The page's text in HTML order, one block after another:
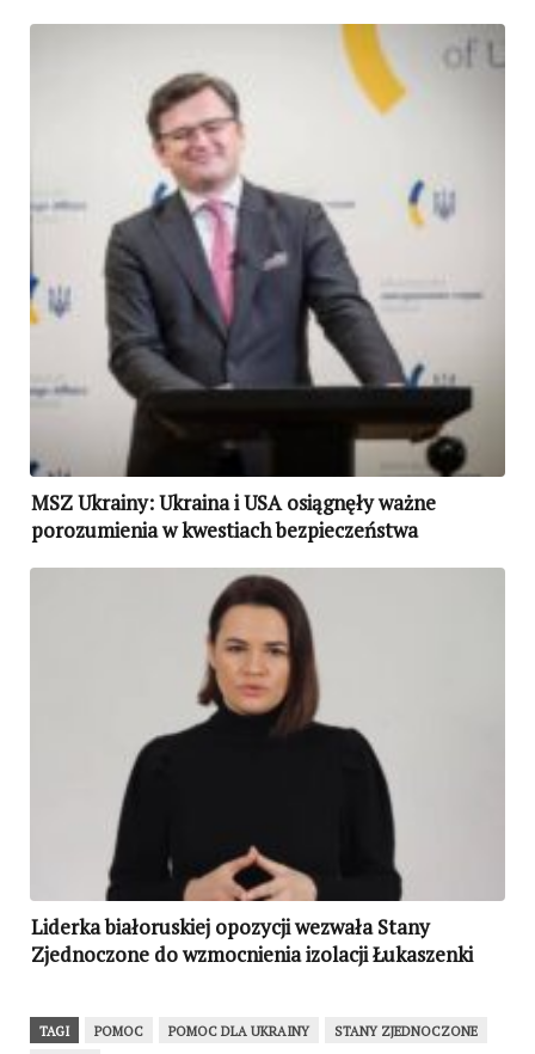
MSZ Ukrainy: Ukraina i USA osiągnęły ważne
porozumienia w kwestiach bezpieczeństwa
Liderka białoruskiej opozycji wezwała Stany
Zjednoczone do wzmocnienia izolacji Łukaszenki
TAGI POMOC POMOC DLA UKRAINY
STANY ZJEDNOCZONE